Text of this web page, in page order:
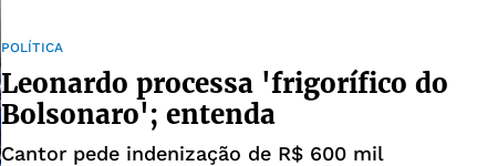
POLÍTICA
Leonardo processa 'frigorífico do
Bolsonaro'; entenda
Cantor pede indenização de R$ 600 mil